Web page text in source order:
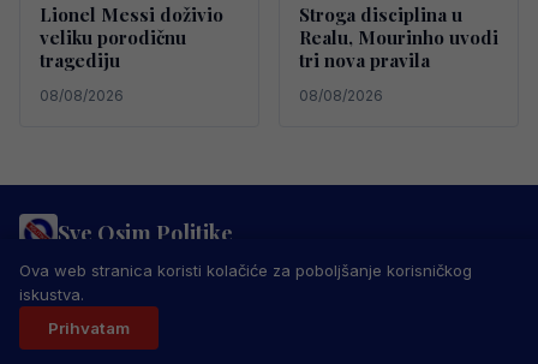
Lionel Messi doživio
veliku porodičnu
tragediju
08/08/2026
Stroga disciplina u
Realu, Mourinho uvodi
tri nova pravila
08/08/2026
Sve Osim Politike
PRAVILA PRIVATNOSTI MARKETING
USLOVI KORIŠTENJA
IMPRESSUM
© 2026 Sve Osim Politike. Sva prava zadržana.
Ova web stranica koristi kolačiće za poboljšanje korisničkog
iskustva.
Prihvatam